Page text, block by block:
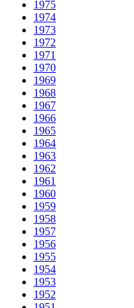
1975
1974
1973
1972
1971
1970
1969
1968
1967
1966
1965
1964
1963
1962
1961
1960
1959
1958
1957
1956
1955
1954
1953
1952